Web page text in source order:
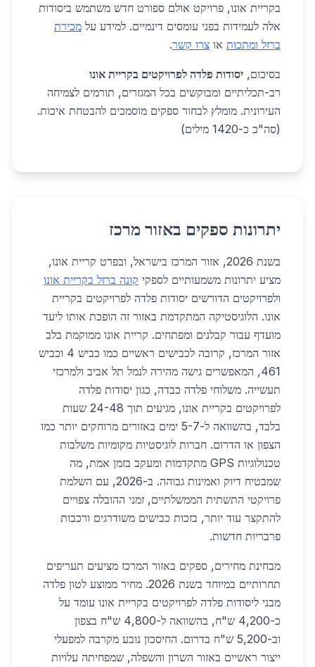
בקריית אונו, פרויקט אולם ספורט חדש משתמש ביסודות
אלה לעמידות בפני עומסים דינמיים. למידע על מכירת
ברזל ומתכות או צרו קשר.
בסיכום, יסודות פלדה לפרויקטים בקריית אונו
רב-תכליתיים ומבוקשים בכל המגזרים, תורמים לצמיחה
העירונית. מומלץ לבחור ספקים מוסמכים להבטחת איכות.
(סה"כ כ-1420 מילים)
יתרונות ספקים באזור מרכז
בשנת 2026, אזור המרכז בישראל, ובפרט קריית אונו,
מציע יתרונות משמעותיים לספקי קונה ברזל בקריית אונו
ולפרויקטים הדורשים יסודות פלדה לפרויקטים בקריית
אונו. הלוגיסטיקה המתקדמת באזור זה הופכת אותו ליעד
מועדף עבור קבלנים ומפתחים. קריית אונו ממוקמת בלב
אזור המרכז, קרובה לכבישים ראשיים כמו כביש 4 וכביש
461, המאפשרים גישה מהירה לנמל תל אביב ולמרכזי
תעשייה. משלוחי פלדה כבדה, כגון יסודות פלדה
לפרויקטים בקריית אונו, מגיעים תוך 24-48 שעות
בלבד, בהשוואה ל-5-7 ימים באזורים מרוחקים יותר כמו
הצפון או הדרום. חברות לוגיסטיות מקומיות משלבות
טכנולוגיות GPS מתקדמות ומעקב בזמן אמת, מה
שמבטיח דיוק ואמינות גבוהה. ב-2026, עם השלמת
פרויקטי התשתית הממשלתיים, זמני ההובלה צפויים
להתקצר עוד יותר, בזכות כבישים משודרגים ורכבות
פרבריות חדשות.
מבחינת מחירים, ספקים באזור המרכז מציעים תעריפים
תחרותיים במיוחד בשנת 2026. מחיר ממוצע לטון פלדה
מבני ליסודות פלדה לפרויקטים בקריית אונו עומד על
כ-4,200 ש"ח, בהשוואה ל-4,800 ש"ח בצפון
וב-5,200 ש"ח בדרום. החיסכון נובע מקרבה למפעלי
ייצור ראשיים באזור השרון והשפלה, שמפחיתה עלויות